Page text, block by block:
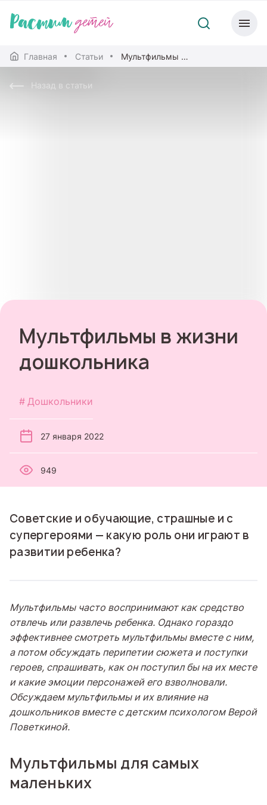
Главная Статьи Мультфильмы в жизни дошкольника
Назад в статьи
Мультфильмы в жизни
дошкольника
Дошкольники
27 января 2022
949
Советские и обучающие, страшные и с
супергероями — какую роль они играют в
развитии ребенка?
Мультфильмы часто воспринимают как средство
отвлечь или развлечь ребенка. Однако гораздо
эффективнее смотреть мультфильмы вместе с ним,
а потом обсуждать перипетии сюжета и поступки
героев, спрашивать, как он поступил бы на их месте
и какие эмоции персонажей его взволновали.
Обсуждаем мультфильмы и их влияние на
дошкольников вместе с детским психологом Верой
Поветкиной.
Мультфильмы для самых
маленьких